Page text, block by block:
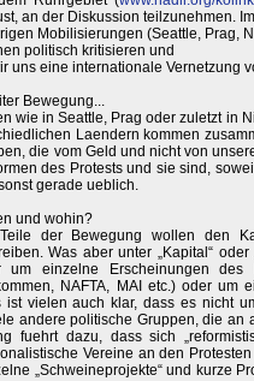
an der Diskussion teilzunehmen.
Mobilisierungen (Seattle, Prag,
politisch kritisieren und
uns eine internationale Vernetzung
Bewegung...
wie in Seattle, Prag oder zuletzt in
Laendern kommen
die vom Geld und nicht von
des Protests und sie sind,
gerade ueblich.
und wohin?
Teile der Bewegung wollen den
Was aber unter „Kapital“
einzelne Erscheinungen des
NAFTA, MAI etc.) oder
ist vielen auch klar, dass es nicht
andere politische Gruppen, die
fuehrt dazu, dass sich
Vereine an den
„Schweineprojekte“ und kurze